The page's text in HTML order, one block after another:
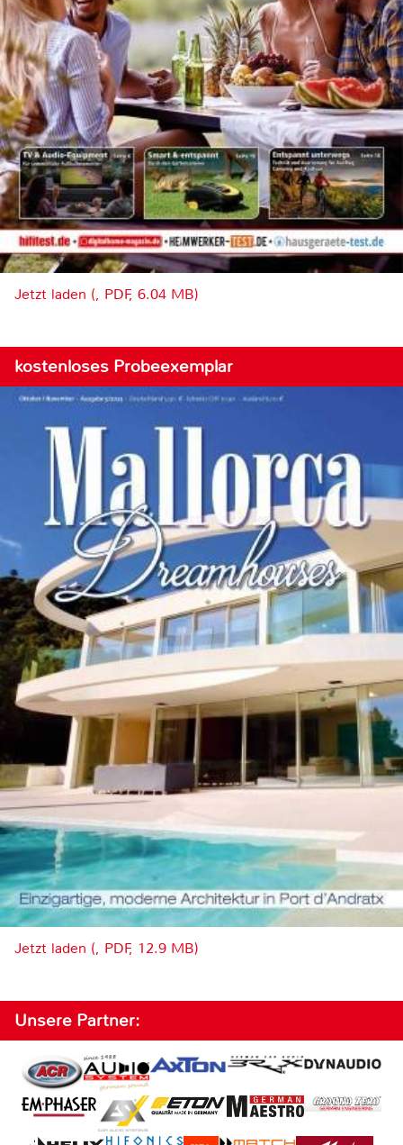
Jetzt laden (, PDF, 6.04 MB)
kostenloses Probeexemplar
Jetzt laden (, PDF, 12.9 MB)
Unsere Partner: